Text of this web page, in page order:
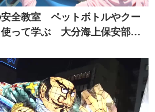
全教室 ペットボトルやクー
使って学ぶ 大分海上保安部が